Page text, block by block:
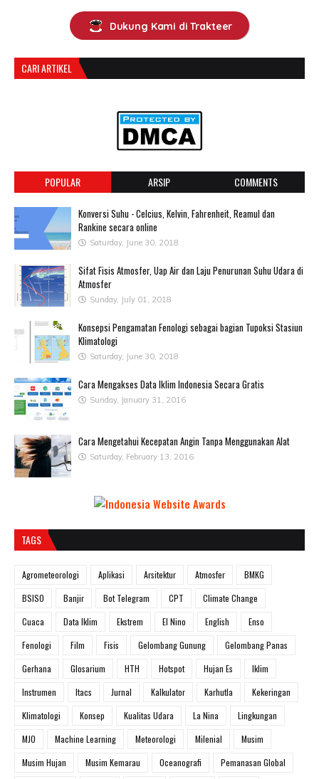
Dukung Kami di Trakteer
CARI ARTIKEL
POPULAR ARSIP COMMENTS
Konversi Suhu - Celcius, Kelvin, Fahrenheit, Reamul dan
Rankine secara online
Saturday, June 30, 2018
Sifat Fisis Atmosfer, Uap Air dan Laju Penurunan Suhu Udara di
Atmosfer
Sunday, July 01, 2018
Konsepsi Pengamatan Fenologi sebagai bagian Tupoksi Stasiun
Klimatologi
Saturday, June 30, 2018
Cara Mengakses Data Iklim Indonesia Secara Gratis
Sunday, January 31, 2016
Cara Mengetahui Kecepatan Angin Tanpa Menggunakan Alat
Saturday, February 13, 2016
TAGS
Agrometeorologi Aplikasi Arsitektur Atmosfer
BMKG
BSISO
Banjir Bot Telegram CPT
Climate Change
Cuaca
Data Iklim Ekstrem El Nino English
Enso
Fenologi
Film Fisis Gelombang Gunung
Gelombang Panas
Gerhana
Glosarium HTH Hotspot Hujan Es
Iklim
Instrumen
Itacs Jurnal Kalkulator Karhutla
Kekeringan
Klimatologi
Konsep Kualitas Udara La Nina
Lingkungan
MJO
Machine Learning Meteorologi Milenial
Musim
Musim Hujan
Musim Kemarau Oceanografi
Pemanasan Global